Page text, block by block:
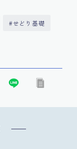
#せどり基礎